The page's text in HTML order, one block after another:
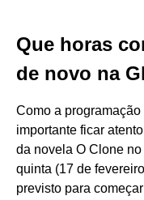
Que horas
de novo na
Como a
importante ficar
da novela O Clone
quinta (17 de
previsto para